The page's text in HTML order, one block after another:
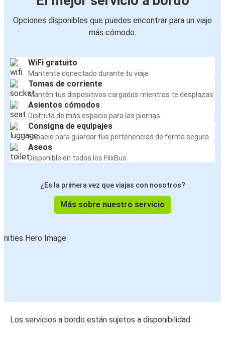
Opciones disponibles que puedes encontrar para un viaje
más cómodo:
WiFi gratuito
Mantente conectado durante tu viaje
Tomas de corriente
Mantén tus dispositivos cargados mientras te desplazas
Asientos cómodos
Disfruta de más espacio para las piernas
Consigna de equipajes
Espacio para guardar tus pertenencias de forma segura
Aseos
Disponible en todos los FlixBus
¿Es la primera vez que viajas con nosotros?
Más sobre nuestro servicio
Los servicios a bordo están sujetos a disponibilidad